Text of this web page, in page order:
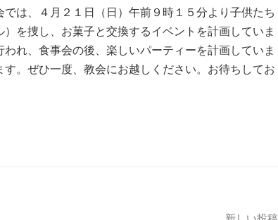
は、４月２１日（日）午前９時１５分より子供たち
を捜し、お菓子と交換するイベントを計画していま
れ、食事会の後、楽しいパーティーを計画していま
。ぜひ一度、教会にお越しください。お待ちしてお